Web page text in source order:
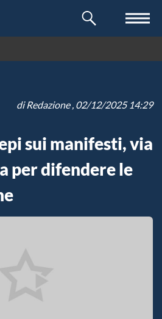
diRedazione, 02/12/2025 14:29
sui manifesti, via
per difendere le